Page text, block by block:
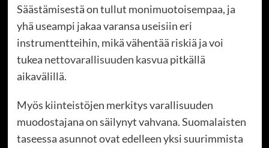
Säästämisestä on tullut monimuotoisempaa, ja
yhä useampi jakaa varansa useisiin eri
instrumentteihin, mikä vähentää riskiä ja voi
tukea nettovarallisuuden kasvua pitkällä
aikavälillä.
Myös kiinteistöjen merkitys varallisuuden
muodostajana on säilynyt vahvana. Suomalaisten
taseessa asunnot ovat edelleen yksi suurimmista